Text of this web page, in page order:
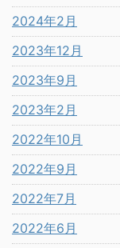
2024年2月
2023年12月
2023年9月
2023年2月
2022年10月
2022年9月
2022年7月
2022年6月